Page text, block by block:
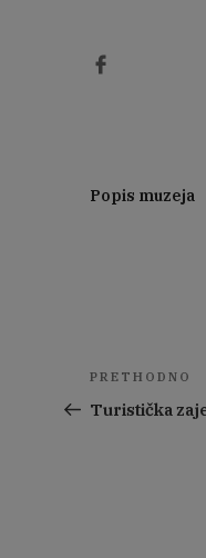
Popis muzeja
Navigacija
objava
Prethodna
PRETHODNO
Turistička